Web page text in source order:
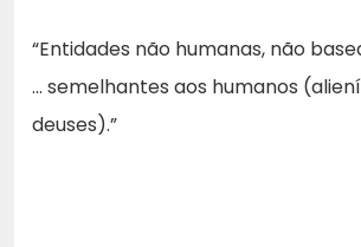
“Entidades não humanas, não
… semelhantes aos humanos
deuses).”